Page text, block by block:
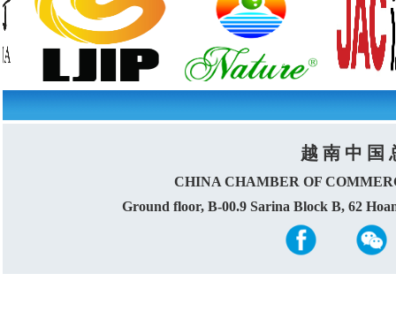
越 南 中 国
CHINA CHAMBER OF
Ground floor, B-00.9 Sarina Block B, 62